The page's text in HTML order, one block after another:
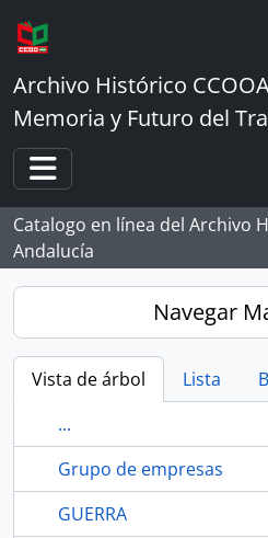
Skip to main content
Archivo Histórico
Memoria y Futuro del
Toggle navigation
Catalogo en línea del Archivo
Andalucía
Navegar
Vista de árbol Lista
...
Grupo de empresas
GUERRA